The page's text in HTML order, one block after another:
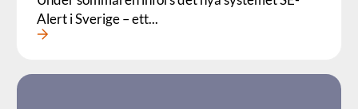
Alert i Sverige – ett...
Läs mer om denna Aktuellt